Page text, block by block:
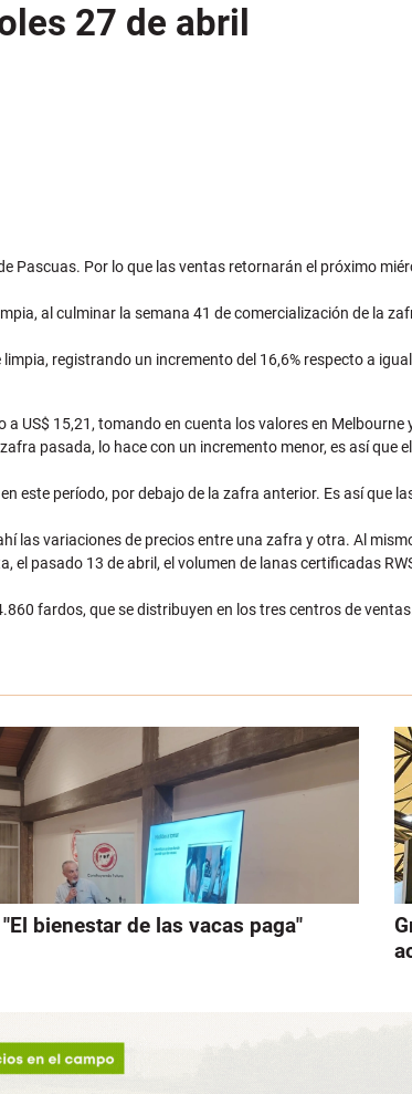
27 de abril
Por lo que las ventas retornarán el próximo
al culminar la semana 41 de comercialización de la
registrando un incremento del 16,6% respecto a
US$ 15,21, tomando en cuenta los valores en
pasada, lo hace con un incremento menor, es así que
este período, por debajo de la zafra anterior. Es así que
las variaciones de precios entre una zafra y otra. Al
pasado 13 de abril, el volumen de lanas certificadas
fardos, que se distribuyen en los tres centros de
bienestar de las vacas paga"